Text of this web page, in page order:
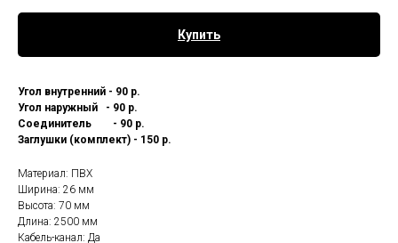
Купить
Угол внутренний - 90 р.
Угол наружный - 90 р.
Соединитель - 90 р.
Заглушки (комплект) - 150 р.
Материал: ПВХ
Ширина: 26 мм
Высота: 70 мм
Длина: 2500 мм
Кабель-канал: Да